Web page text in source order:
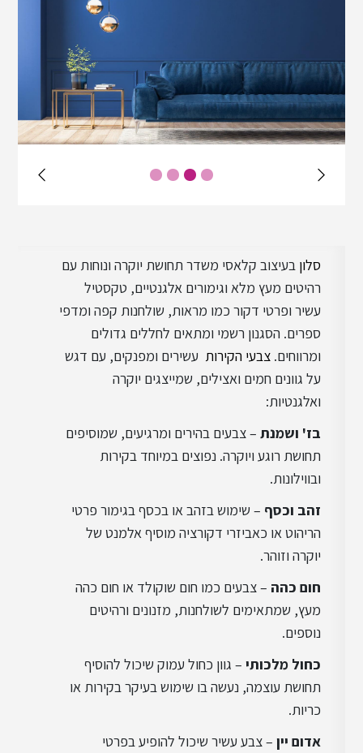
עיצוב מודרני
עיצוב טוסקני
עיצוב ביופילי
עיצוב שאבי שיק
עיצוב בוהו שיק
עיצוב תעשייתי
עיצוב כפרי
סלון בעיצוב קלאסי משדר תחושת יוקרה ונוחות עם
רהיטים מעץ מלא וגימורים אלגנטיים, טקסטיל
עשיר ופרטי דקור כמו מראות, שולחנות קפה ומדפי
ספרים. הסגנון רשמי ומתאים לחללים גדולים
ומרווחים.צבעי הקירות עשירים ומפנקים, עם דגש
על גוונים חמים ואצילים, שמייצגים יוקרה
ואלגנטיות:
בז' ושמנת – צבעים בהירים ומרגיעים, שמוסיפים
תחושת רוגע ויוקרה. נפוצים במיוחד בקירות
ובווילונות.
זהב וכסף – שימוש בזהב או בכסף בגימור פרטי
הריהוט או כאביזרי דקורציה מוסיף אלמנט של
יוקרה וזוהר.
חום כהה – צבעים כמו חום שוקולד או חום כהה
מעץ, שמתאימים לשולחנות, מזנונים ורהיטים
נוספים.
כחול מלכותי – גוון כחול עמוק שיכול להוסיף
תחושת עוצמה, נעשה בו שימוש בעיקר בקירות או
כריות.
אדום יין – צבע עשיר שיכול להופיע בפרטי